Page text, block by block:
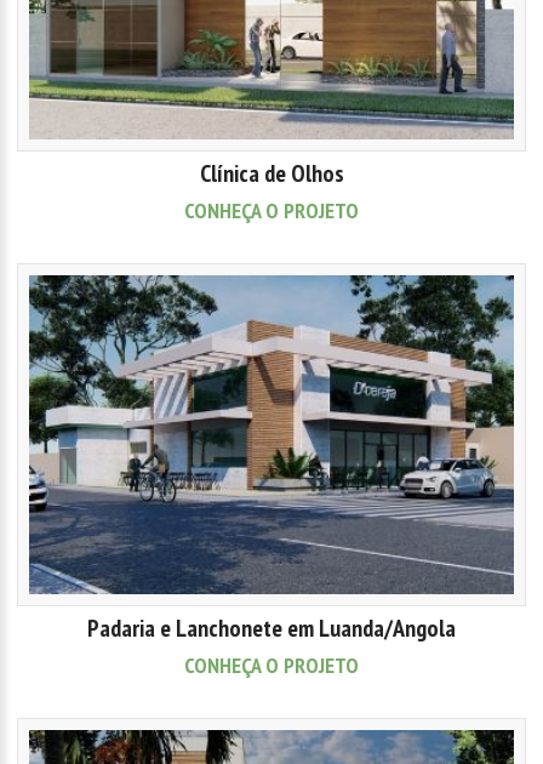
Clínica de Olhos
CONHEÇA O PROJETO
Padaria e Lanchonete em Luanda/Angola
CONHEÇA O PROJETO